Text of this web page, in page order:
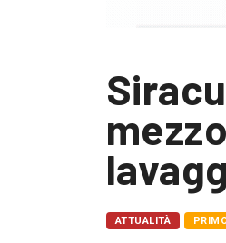
ATTUALITÀ